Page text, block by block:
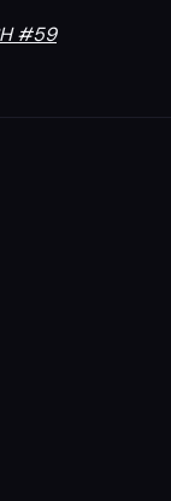
#59